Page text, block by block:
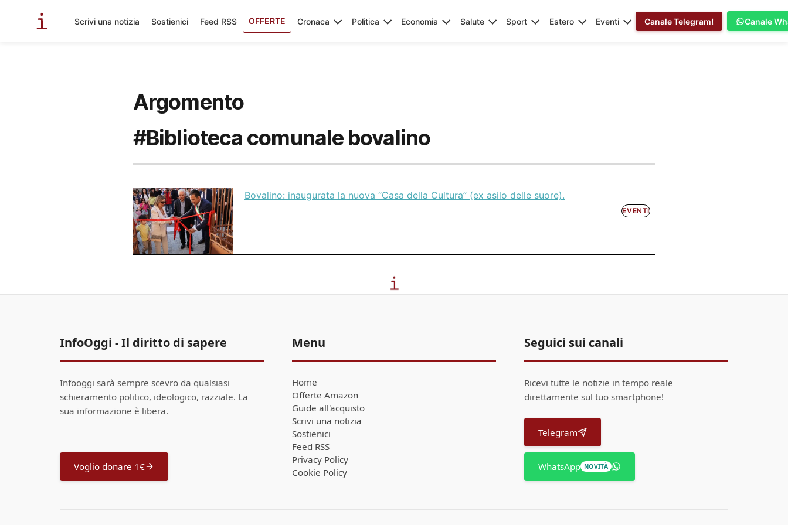
Scrivi una notizia Sostienici Feed RSS OFFERTE Cronaca Politica Economia Salute Sport Estero Eventi Canale Telegram! Canale
Argomento
#Biblioteca comunale bovalino
Bovalino: inaugurata la nuova “Casa della Cultura” (ex asilo delle suore).
EVENTI
InfoOggi - Il diritto di sapere
Infooggi sarà sempre scevro da qualsiasi
schieramento politico, ideologico, razziale. La
sua informazione è libera.
Voglio donare 1€
Menu
Home
Offerte Amazon
Guide all'acquisto
Scrivi una notizia
Sostienici
Feed RSS
Privacy Policy
Cookie Policy
Seguici sui canali
Ricevi tutte le notizie in tempo reale
direttamente sul tuo smartphone!
Telegram
WhatsApp NOVITÀ